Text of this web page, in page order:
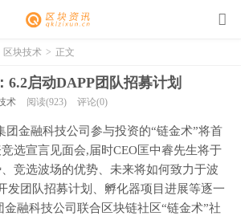
区块技术 > 正文
6.2启动DAPP团队招募计划
术 阅读(923) 评论(0)
团金融科技公司参与投资的“链金术”将首
选宣言见面会,届时CEO匡中睿先生将于
竞选波场的优势、未来将如何致力于波
发团队招募计划、孵化器项目进展等逐一
金融科技公司联合区块链社区“链金术”社